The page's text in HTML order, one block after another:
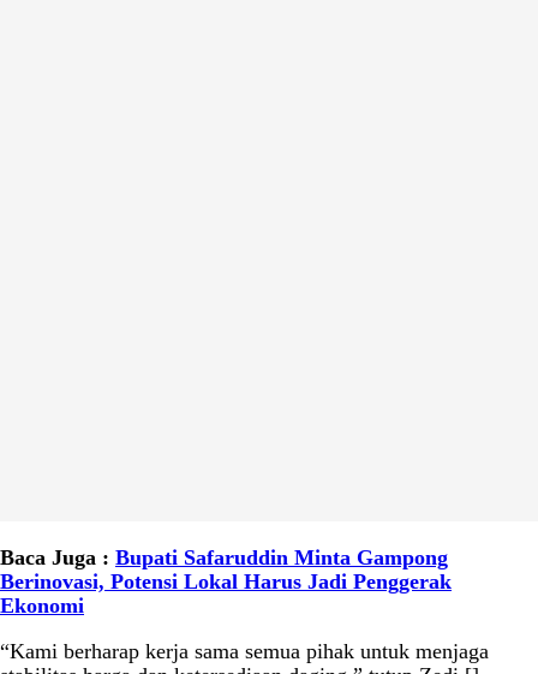
Baca Juga : Bupati Safaruddin Minta Gampong
Berinovasi, Potensi Lokal Harus Jadi Penggerak
Ekonomi
“Kami berharap kerja sama semua pihak untuk menjaga